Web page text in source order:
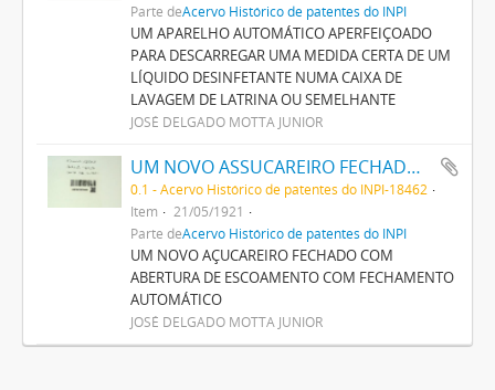
Parte deAcervo Histórico de patentes do INPI
UM APARELHO AUTOMÁTICO APERFEIÇOADO
PARA DESCARREGAR UMA MEDIDA CERTA DE UM
LÍQUIDO DESINFETANTE NUMA CAIXA DE
LAVAGEM DE LATRINA OU SEMELHANTE
JOSÉ DELGADO MOTTA JUNIOR
UM NOVO ASSUCAREIRO FECHADO COM ABERTURA DE ESCOAMENTO COM FECHAMENTO AUTOMATICO
0.1 - Acervo Histórico de patentes do INPI-18462
Item
21/05/1921
Parte deAcervo Histórico de patentes do INPI
UM NOVO AÇUCAREIRO FECHADO COM
ABERTURA DE ESCOAMENTO COM FECHAMENTO
AUTOMÁTICO
JOSÉ DELGADO MOTTA JUNIOR